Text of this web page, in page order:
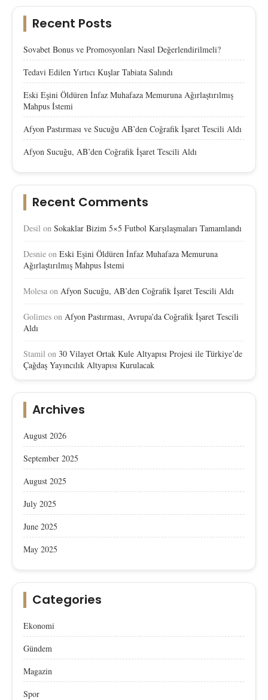
Recent Posts
Sovabet Bonus ve Promosyonları Nasıl Değerlendirilmeli?
Tedavi Edilen Yırtıcı Kuşlar Tabiata Salındı
Eski Eşini Öldüren İnfaz Muhafaza Memuruna Ağırlaştırılmış
Mahpus İstemi
Afyon Pastırması ve Sucuğu AB’den Coğrafik İşaret Tescili Aldı
Afyon Sucuğu, AB’den Coğrafik İşaret Tescili Aldı
Recent Comments
Desil on Sokaklar Bizim 5×5 Futbol Karşılaşmaları Tamamlandı
Desnie on Eski Eşini Öldüren İnfaz Muhafaza Memuruna
Ağırlaştırılmış Mahpus İstemi
Molesa on Afyon Sucuğu, AB’den Coğrafik İşaret Tescili Aldı
Golimes on Afyon Pastırması, Avrupa’da Coğrafik İşaret Tescili
Aldı
Stamil on 30 Vilayet Ortak Kule Altyapısı Projesi ile Türkiye’de
Çağdaş Yayıncılık Altyapısı Kurulacak
Archives
August 2026
September 2025
August 2025
July 2025
June 2025
May 2025
Categories
Ekonomi
Gündem
Magazin
Spor